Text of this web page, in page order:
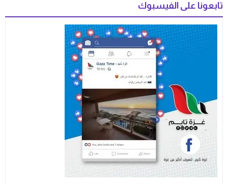
تابعونا على الفيسبوك